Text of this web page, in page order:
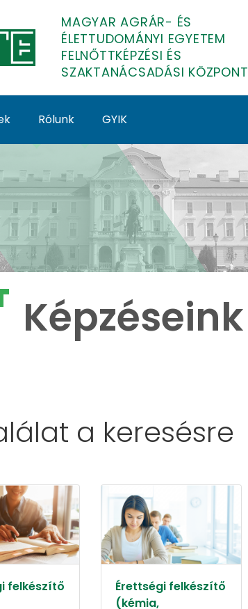
MAGYAR AGRÁR- ÉS
ÉLETTUDOMÁNYI EGYETEM
FELNŐTTKÉPZÉSI ÉS
SZAKTANÁCSADÁSI KÖZPONT
Rólunk GYIK
Képzéseink
a keresésre
felkészítő
Érettségi felkészítő
(kémia,